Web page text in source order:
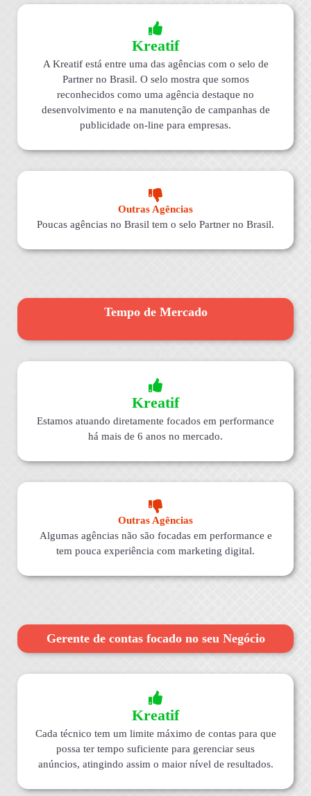
Kreatif
A Kreatif está entre uma das agências com o selo de
Partner no Brasil. O selo mostra que somos
reconhecidos como uma agência destaque no
desenvolvimento e na manutenção de campanhas de
publicidade on-line para empresas.
Outras Agências
Poucas agências no Brasil tem o selo Partner no Brasil.
Tempo de Mercado
Kreatif
Estamos atuando diretamente focados em performance
há mais de 6 anos no mercado.
Outras Agências
Algumas agências não são focadas em performance e
tem pouca experiência com marketing digital.
Gerente de contas focado no seu Negócio
Kreatif
Cada técnico tem um limite máximo de contas para que
possa ter tempo suficiente para gerenciar seus
anúncios, atingindo assim o maior nível de resultados.